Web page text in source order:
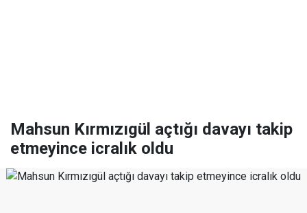
Mahsun Kırmızıgül açtığı davayı takip
etmeyince icralık oldu